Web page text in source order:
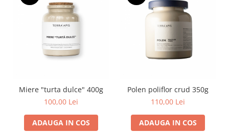
Miere "turta dulce" 400g
100,00 Lei
ADAUGA IN COS
Polen poliflor crud 350g
110,00 Lei
ADAUGA IN COS